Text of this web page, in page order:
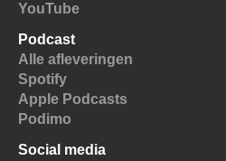
YouTube
Podcast
Alle afleveringen
Spotify
Apple Podcasts
Podimo
Social media